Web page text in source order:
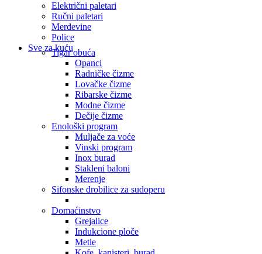
Električni paletari
Ručni paletari
Merdevine
Police
Sve za kućuTigar obuća
Opanci
Radničke čizme
Lovačke čizme
Ribarske čizme
Modne čizme
Dečije čizme
Enološki program
Muljače za voće
Vinski program
Inox burad
Stakleni baloni
Merenje
Sifonske drobilice za sudoperu
Domaćinstvo
Grejalice
Indukcione ploče
Metle